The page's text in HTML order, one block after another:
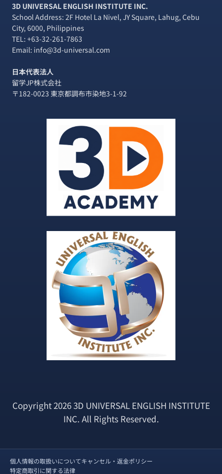
3D UNIVERSAL ENGLISH INSTITUTE INC.
School Address: 2F Hotel La Nivel, JY Square, Lahug, Cebu
City, 6000, Philippines
TEL: +63-32-261-7863
Email: info@3d-universal.com
日本代表法人
留学JP株式会社
〒182-0023 東京都調布市染地3-1-92
Copyright 2026 3D UNIVERSAL ENGLISH INSTITUTE
INC. All Rights Reserved.
個人情報の取扱いについてキャンセル・返金ポリシー
特定商取引に関する法律